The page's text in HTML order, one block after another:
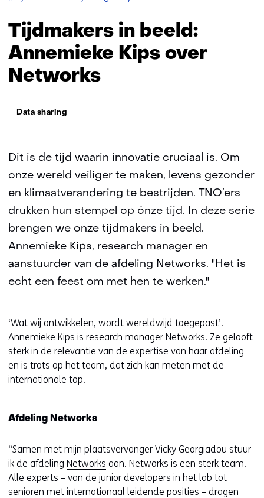
beeld:
Annemieke
Kips
Tijdmakers in beeld:
Annemieke Kips over
Networks
Thema:
Data sharing
Dit is de tijd waarin innovatie cruciaal is. Om
onze wereld veiliger te maken, levens gezonder
en klimaatverandering te bestrijden. TNO’ers
drukken hun stempel op ónze tijd. In deze serie
brengen we onze tijdmakers in beeld.
Annemieke Kips, research manager en
aanstuurder van de afdeling Networks. "Het is
echt een feest om met hen te werken."
‘Wat wij ontwikkelen, wordt wereldwijd toegepast’.
Annemieke Kips is research manager Networks. Ze gelooft
sterk in de relevantie van de expertise van haar afdeling
en is trots op het team, dat zich kan meten met de
internationale top.
Afdeling Networks
“Samen met mijn plaatsvervanger Vicky Georgiadou stuur
ik de afdeling Networks aan. Networks is een sterk team.
Alle experts – van de junior developers in het lab tot
senioren met internationaal leidende posities – dragen